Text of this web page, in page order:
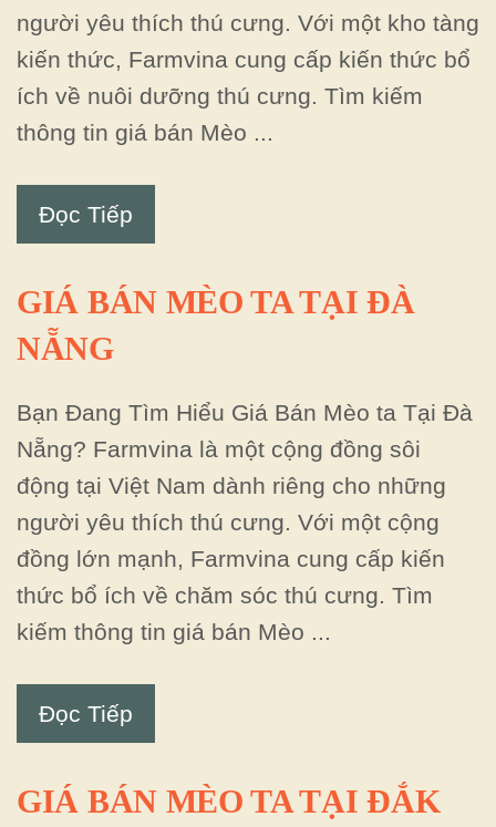
người yêu thích thú cưng. Với một kho tàng
kiến thức, Farmvina cung cấp kiến thức bổ
ích về nuôi dưỡng thú cưng. Tìm kiếm
thông tin giá bán Mèo ...
Đọc Tiếp
GIÁ BÁN MÈO TA TẠI ĐÀ
NẴNG
Bạn Đang Tìm Hiểu Giá Bán Mèo ta Tại Đà
Nẵng? Farmvina là một cộng đồng sôi
động tại Việt Nam dành riêng cho những
người yêu thích thú cưng. Với một cộng
đồng lớn mạnh, Farmvina cung cấp kiến
thức bổ ích về chăm sóc thú cưng. Tìm
kiếm thông tin giá bán Mèo ...
Đọc Tiếp
GIÁ BÁN MÈO TA TẠI ĐẮK